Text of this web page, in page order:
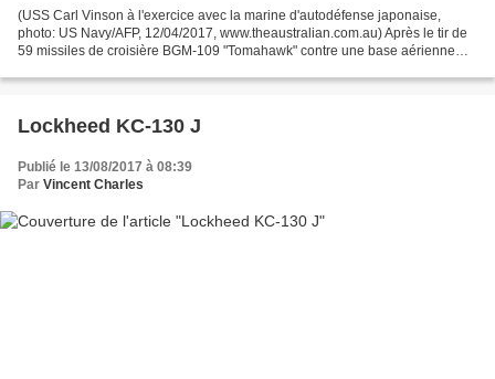
(USS Carl Vinson à l'exercice avec la marine d'autodéfense japonaise,
photo: US Navy/AFP, 12/04/2017, www.theaustralian.com.au) Après le tir de
59 missiles de croisière BGM-109 "Tomahawk" contre une base aérienne
Lockheed KC-130 J
Publié le 13/08/2017 à 08:39
Par Vincent Charles